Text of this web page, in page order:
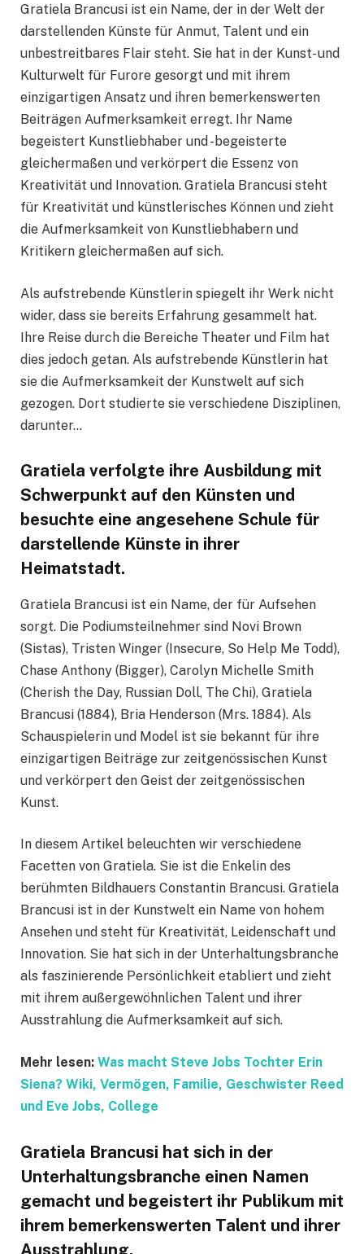
Gratiela Brancusi ist ein Name, der in der Welt der
darstellenden Künste für Anmut, Talent und ein
unbestreitbares Flair steht. Sie hat in der Kunst- und
Kulturwelt für Furore gesorgt und mit ihrem
einzigartigen Ansatz und ihren bemerkenswerten
Beiträgen Aufmerksamkeit erregt. Ihr Name
begeistert Kunstliebhaber und -begeisterte
gleichermaßen und verkörpert die Essenz von
Kreativität und Innovation. Gratiela Brancusi steht
für Kreativität und künstlerisches Können und zieht
die Aufmerksamkeit von Kunstliebhabern und
Kritikern gleichermaßen auf sich.
Als aufstrebende Künstlerin spiegelt ihr Werk nicht
wider, dass sie bereits Erfahrung gesammelt hat.
Ihre Reise durch die Bereiche Theater und Film hat
dies jedoch getan. Als aufstrebende Künstlerin hat
sie die Aufmerksamkeit der Kunstwelt auf sich
gezogen. Dort studierte sie verschiedene Disziplinen,
darunter…
Gratiela verfolgte ihre Ausbildung mit
Schwerpunkt auf den Künsten und
besuchte eine angesehene Schule für
darstellende Künste in ihrer
Heimatstadt.
Gratiela Brancusi ist ein Name, der für Aufsehen
sorgt. Die Podiumsteilnehmer sind Novi Brown
(Sistas), Tristen Winger (Insecure, So Help Me Todd),
Chase Anthony (Bigger), Carolyn Michelle Smith
(Cherish the Day, Russian Doll, The Chi), Gratiela
Brancusi (1884), Bria Henderson (Mrs. 1884). Als
Schauspielerin und Model ist sie bekannt für ihre
einzigartigen Beiträge zur zeitgenössischen Kunst
und verkörpert den Geist der zeitgenössischen
Kunst.
In diesem Artikel beleuchten wir verschiedene
Facetten von Gratiela. Sie ist die Enkelin des
berühmten Bildhauers Constantin Brancusi. Gratiela
Brancusi ist in der Kunstwelt ein Name von hohem
Ansehen und steht für Kreativität, Leidenschaft und
Innovation. Sie hat sich in der Unterhaltungsbranche
als faszinierende Persönlichkeit etabliert und zieht
mit ihrem außergewöhnlichen Talent und ihrer
Ausstrahlung die Aufmerksamkeit auf sich.
Mehr lesen: Was macht Steve Jobs Tochter Erin
Siena? Wiki, Vermögen, Familie, Geschwister Reed
und Eve Jobs, College
Gratiela Brancusi hat sich in der
Unterhaltungsbranche einen Namen
gemacht und begeistert ihr Publikum mit
ihrem bemerkenswerten Talent und ihrer
Ausstrahlung.